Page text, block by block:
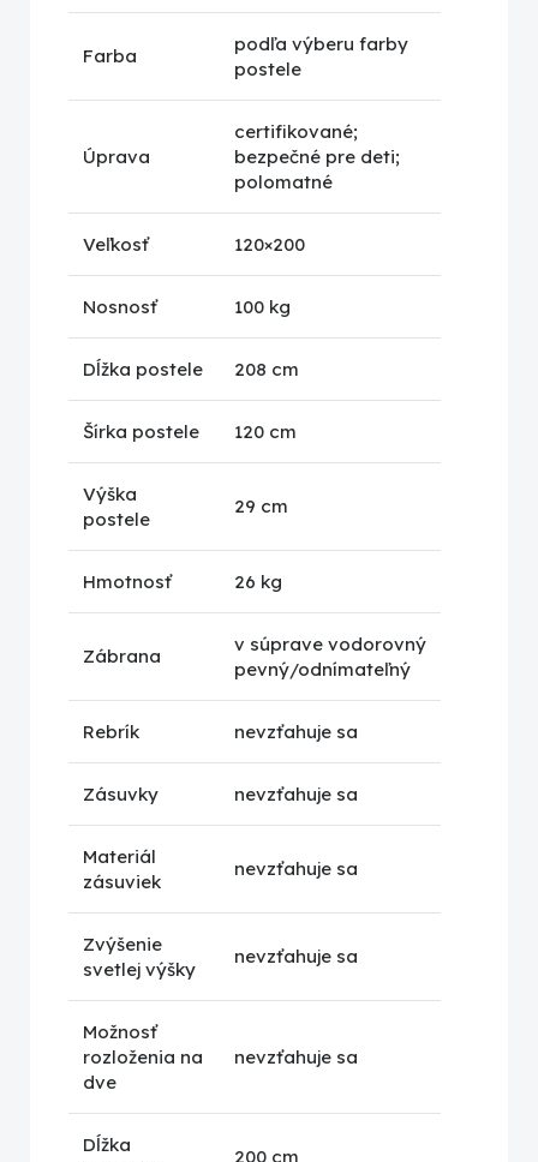
Farba
podľa výberu farby
postele
Úprava
certifikované;
bezpečné pre deti;
polomatné
Veľkosť 120×200
Nosnosť 100 kg
Dĺžka postele 208 cm
Šírka postele 120 cm
Výška
postele
29 cm
Hmotnosť 26 kg
Zábrana
v súprave vodorovný
pevný/odnímateľný
Rebrík nevzťahuje sa
Zásuvky nevzťahuje sa
Materiál
zásuviek
nevzťahuje sa
Zvýšenie
svetlej výšky
nevzťahuje sa
Možnosť
rozloženia na
dve
nevzťahuje sa
Dĺžka
200 cm